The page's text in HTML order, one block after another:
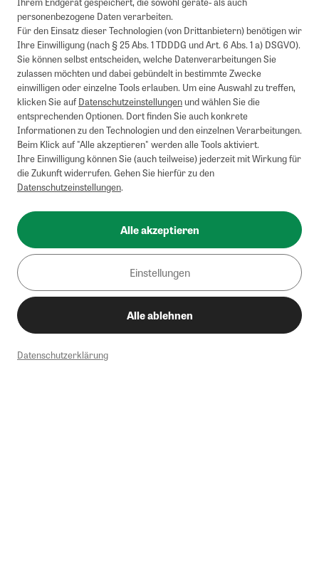
personenbezogene Daten verarbeiten.
Für den Einsatz dieser Technologien (von Drittanbietern) benötigen wir
Ihre Einwilligung (nach § 25 Abs. 1 TDDDG und Art. 6 Abs. 1 a) DSGVO).
Sie können selbst entscheiden, welche Datenverarbeitungen Sie
zulassen möchten und dabei gebündelt in bestimmte Zwecke
einwilligen oder einzelne Tools erlauben. Um eine Auswahl zu treffen,
klicken Sie aufDatenschutzeinstellungenund wählen Sie die
entsprechenden Optionen. Dort finden Sie auch konkrete
Informationen zu den Technologien und den einzelnen Verarbeitungen.
Beim Klick auf "Alle akzeptieren" werden alle Tools aktiviert.
Ihre Einwilligung können Sie (auch teilweise) jederzeit mit Wirkung für
die Zukunft widerrufen. Gehen Sie hierfür zu den
Datenschutzeinstellungen.
Alle akzeptieren
Einstellungen
Alle ablehnen
Datenschutzerklärung